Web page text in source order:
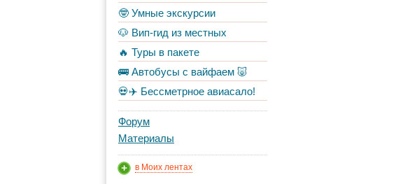
🤓 Умные экскурсии
🐶 Вип-гид из местных
🔥 Туры в пакете
🚌 Автобусы с вайфаем 🐷
💀✈️ Бессметрное авиасало!
Форум
Материалы
в Моих лентах